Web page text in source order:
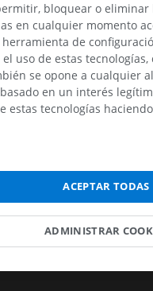
Reportar un
LA APLICACIÓN
bloquear o eliminar
en cualquier momento
de
uso de estas tecnologías,
se opone a cualquier
en un interés
estas tecnologías
ACEPTAR TODAS
ADMINISTRAR